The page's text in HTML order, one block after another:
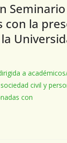
con la
a
civil y
con